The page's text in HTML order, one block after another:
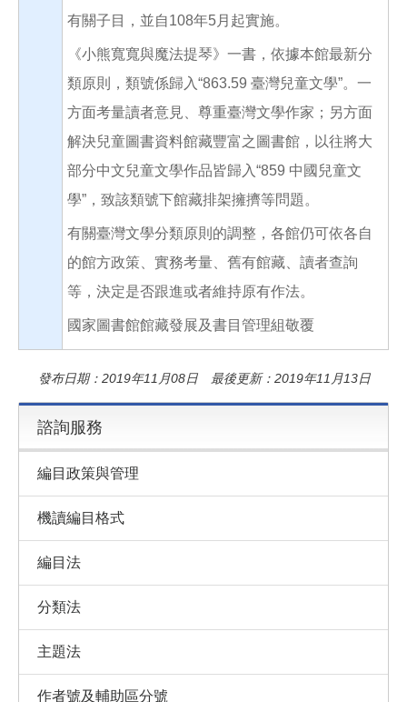
有關子目，並自108年5月起實施。
《小熊寬寬與魔法提琴》一書，依據本館最新分
類原則，類號係歸入“863.59 臺灣兒童文學”。一
方面考量讀者意見、尊重臺灣文學作家；另方面
解決兒童圖書資料館藏豐富之圖書館，以往將大
部分中文兒童文學作品皆歸入“859 中國兒童文
學”，致該類號下館藏排架擁擠等問題。
有關臺灣文學分類原則的調整，各館仍可依各自
的館方政策、實務考量、舊有館藏、讀者查詢
等，決定是否跟進或者維持原有作法。
國家圖書館館藏發展及書目管理組敬覆
發布日期：2019年11月08日 最後更新：2019年11月13日
諮詢服務
編目政策與管理
機讀編目格式
編目法
分類法
主題法
作者號及輔助區分號